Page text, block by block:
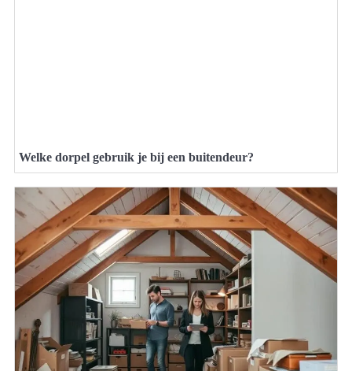
Welke dorpel gebruik je bij een buitendeur?